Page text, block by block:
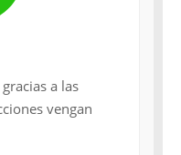
a las
vengan